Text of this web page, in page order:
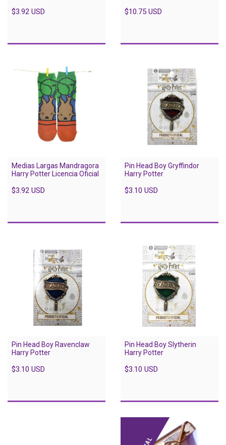
$3.92 USD $10.75 USD
Medias Largas Mandragora
Harry Potter Licencia Oficial
$3.92 USD
Pin Head Boy Gryffindor
Harry Potter
$3.10 USD
Pin Head Boy Ravenclaw
Harry Potter
$3.10 USD
Pin Head Boy Slytherin
Harry Potter
$3.10 USD